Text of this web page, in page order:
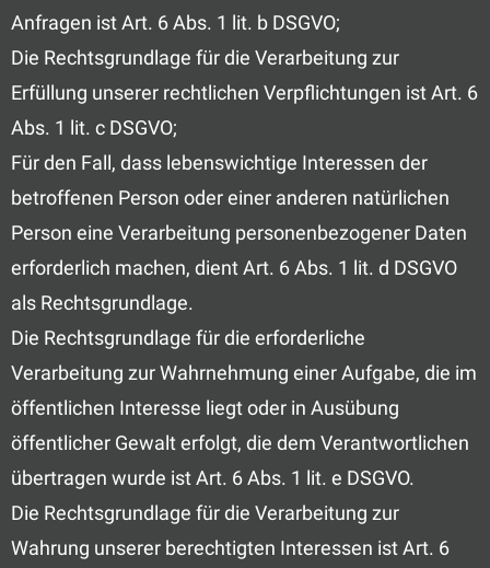
Anfragen ist Art. 6 Abs. 1 lit. b DSGVO;
Die Rechtsgrundlage für die Verarbeitung zur
Erfüllung unserer rechtlichen Verpflichtungen ist Art. 6
Abs. 1 lit. c DSGVO;
Für den Fall, dass lebenswichtige Interessen der
betroffenen Person oder einer anderen natürlichen
Person eine Verarbeitung personenbezogener Daten
erforderlich machen, dient Art. 6 Abs. 1 lit. d DSGVO
als Rechtsgrundlage.
Die Rechtsgrundlage für die erforderliche
Verarbeitung zur Wahrnehmung einer Aufgabe, die im
öffentlichen Interesse liegt oder in Ausübung
öffentlicher Gewalt erfolgt, die dem Verantwortlichen
übertragen wurde ist Art. 6 Abs. 1 lit. e DSGVO.
Die Rechtsgrundlage für die Verarbeitung zur
Wahrung unserer berechtigten Interessen ist Art. 6